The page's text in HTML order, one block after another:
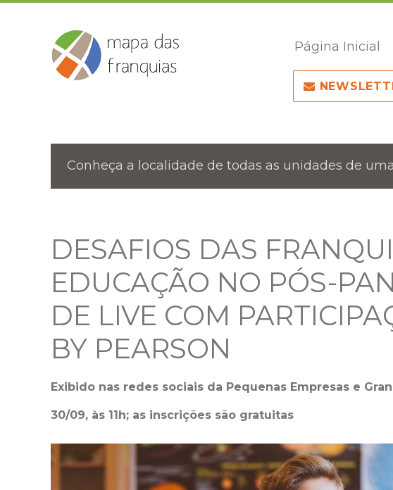
Página Inicial
Conheça a localidade de todas as unidades de
DESAFIOS DAS
EDUCAÇÃO NO PÓS-
DE LIVE COM
BY PEARSON
Exibido nas redes sociais da Pequenas Empresas e
30/09, às 11h; as inscrições são gratuitas